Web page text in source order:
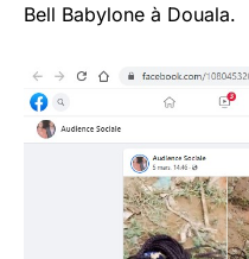
Bell Babylone à Douala.